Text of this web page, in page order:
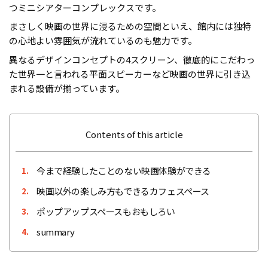
つミニシアターコンプレックスです。
まさしく映画の世界に浸るための空間といえ、館内には独特
の心地よい雰囲気が流れているのも魅力です。
異なるデザインコンセプトの4スクリーン、徹底的にこだわっ
た世界一と言われる平面スピーカーなど映画の世界に引き込
まれる設備が揃っています。
Contents of this article
1. 今まで経験したことのない映画体験ができる
2. 映画以外の楽しみ方もできるカフェスペース
3. ポップアップスペースもおもしろい
4. summary